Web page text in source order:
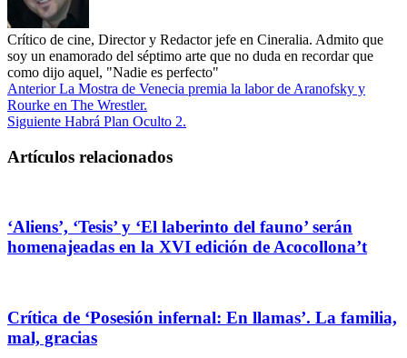
Crítico de cine, Director y Redactor jefe en Cineralia. Admito que
soy un enamorado del séptimo arte que no duda en recordar que
como dijo aquel, "Nadie es perfecto"
AnteriorLa Mostra de Venecia premia la labor de Aranofsky y
Rourke en The Wrestler.
Siguiente Habrá Plan Oculto 2.
Artículos relacionados
‘Aliens’, ‘Tesis’ y ‘El laberinto del fauno’ serán
homenajeadas en la XVI edición de Acocollona’t
Crítica de ‘Posesión infernal: En llamas’. La familia,
mal, gracias